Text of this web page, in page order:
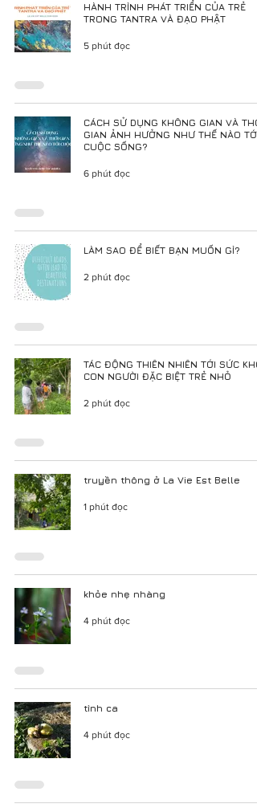
HÀNH TRÌNH PHÁT TRIỂN CỦA TRẺ
TRONG TANTRA VÀ ĐẠO PHẬT
5 phút đọc
CÁCH SỬ DỤNG KHÔNG GIAN VÀ
GIAN ẢNH HƯỞNG NHƯ THẾ NÀO TỚI
CUỘC SỐNG?
6 phút đọc
LÀM SAO ĐỂ BIẾT BẠN MUỐN GÌ?
2 phút đọc
TÁC ĐỘNG THIÊN NHIÊN TỚI SỨC
CON NGƯỜI ĐẶC BIỆT TRẺ NHỎ
2 phút đọc
truyền thông ở La Vie Est Belle
1 phút đọc
khỏe nhẹ nhàng
4 phút đọc
tình ca
4 phút đọc